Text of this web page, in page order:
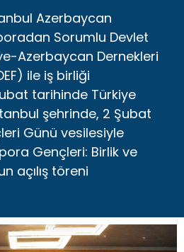
Azerbaycan
Sorumlu Devlet
Azerbaycan Dernekleri
ile iş birliği
tarihinde Türkiye
şehrinde, 2 Şubat
Günü vesilesiyle
Gençleri: Birlik ve
açılış töreni